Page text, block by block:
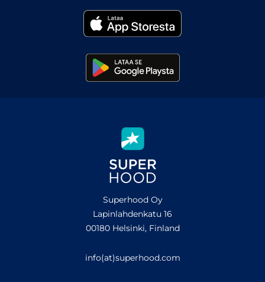
Superhood Oy
Lapinlahdenkatu 16
00180 Helsinki, Finland
info(at)superhood.com